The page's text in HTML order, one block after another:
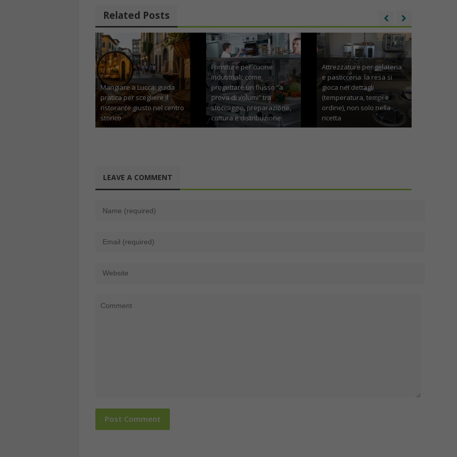
Related Posts
Mangiare a Lucca: guida
pratica per scegliere il
ristorante giusto nel centro
Forniture per cucine
industriali: come
progettare un flusso “a
prova di volumi” tra
stoccaggio, preparazione,
cottura e distribuzione
Attrezzature per gelateria
e pasticceria: la resa si
gioca nei dettagli
(temperatura, tempi e
ordine), non solo nella
ricetta
Contenitori inox per
ristorazione: sicurezza,
igiene e gestione termica
nella cucina professionale
LEAVE A COMMENT